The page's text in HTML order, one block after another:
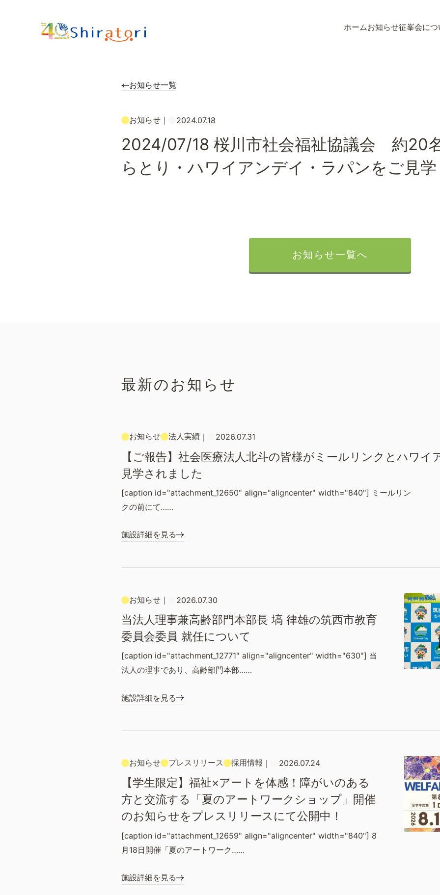
ホームお知らせ征峯会につ
お知らせ一覧
お知らせ ｜ 2024.07.18
2024/07/18 桜川市社会福祉協議会 約20
らとり・ハワイアンデイ・ラパンをご見学
お知らせ一覧へ
最新のお知らせ
お知らせ 法人実績 ｜ 2026.07.31
【ご報告】社会医療法人北斗の皆様がミールリンクとハワイ
見学されました
[caption id="attachment_12650" align="aligncenter" width="840"] ミールリン
クの前にて……
施設詳細を見る
お知らせ ｜ 2026.07.30
当法人理事兼高齢部門本部長 塙 律雄の筑西市教育
委員会委員 就任について
[caption id="attachment_12771" align="aligncenter" width="630"] 当
法人の理事であり、高齢部門本部……
施設詳細を見る
お知らせ プレスリリース 採用情報 ｜ 2026.07.24
【学生限定】福祉×アートを体感！障がいのある
方と交流する「夏のアートワークショップ」開催
のお知らせをプレスリリースにて公開中！
[caption id="attachment_12659" align="aligncenter" width="840"] 8
月18日開催「夏のアートワーク……
施設詳細を見る